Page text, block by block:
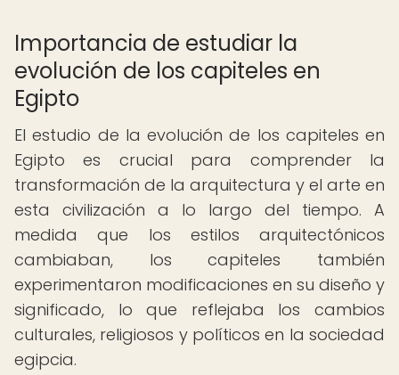
Importancia de estudiar la
evolución de los capiteles en
Egipto
El estudio de la evolución de los capiteles en
Egipto es crucial para comprender la
transformación de la arquitectura y el arte en
esta civilización a lo largo del tiempo. A
medida que los estilos arquitectónicos
cambiaban, los capiteles también
experimentaron modificaciones en su diseño y
significado, lo que reflejaba los cambios
culturales, religiosos y políticos en la sociedad
egipcia.